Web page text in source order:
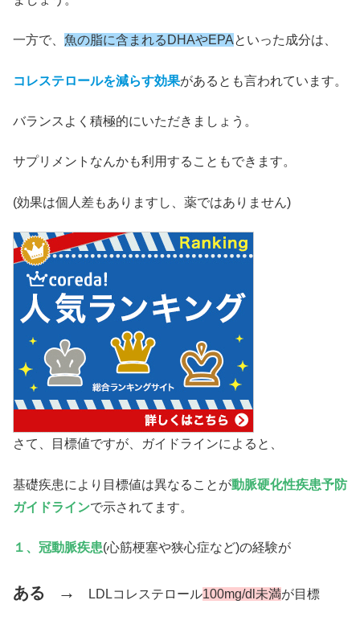
一方で、 魚の脂に含まれるDHAやEPAといった成分は、
コレステロールを減らす効果があるとも言われています。
バランスよく積極的にいただきましょう。
サプリメントなんかも利用することもできます。
(効果は個人差もありますし、薬ではありません)
さて、目標値ですが、ガイドラインによると、
基礎疾患により目標値は異なることが動脈硬化性疾患予防
ガイドラインで示されてます。
１、冠動脈疾患(心筋梗塞や狭心症など)の経験が
ある → LDLコレステロール100mg/dl未満が目標